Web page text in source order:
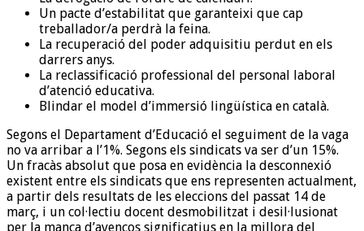
Un pacte d’estabilitat que garanteixi que cap
treballador/a perdrà la feina.
La recuperació del poder adquisitiu perdut en els
darrers anys.
La reclassificació professional del personal laboral
d’atenció educativa.
Blindar el model d’immersió lingüística en català.
Segons el Departament d’Educació el seguiment de la vaga
no va arribar a l’1%. Segons els sindicats va ser d’un 15%.
Un fracàs absolut que posa en evidència la desconnexió
existent entre els sindicats que ens representen actualment,
a partir dels resultats de les eleccions del passat 14 de
març, i un col·lectiu docent desmobilitzat i desil·lusionat
per la manca d’avenços significatius en la millora del